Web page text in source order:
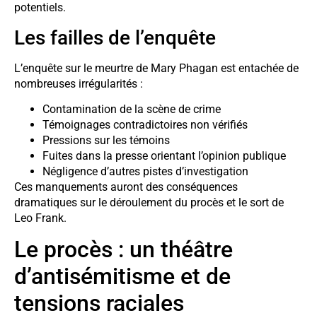
potentiels.
Les failles de l’enquête
L’enquête sur le meurtre de Mary Phagan est entachée de
nombreuses irrégularités :
Contamination de la scène de crime
Témoignages contradictoires non vérifiés
Pressions sur les témoins
Fuites dans la presse orientant l’opinion publique
Négligence d’autres pistes d’investigation
Ces manquements auront des conséquences
dramatiques sur le déroulement du procès et le sort de
Leo Frank.
Le procès : un théâtre
d’antisémitisme et de
tensions raciales